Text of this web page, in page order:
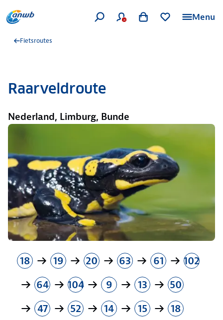
Menu
Fietsroutes
Raarveldroute
Nederland, Limburg, Bunde
18 19 20 63 61
102
64
104 9 13
50
47
52 14 15 18